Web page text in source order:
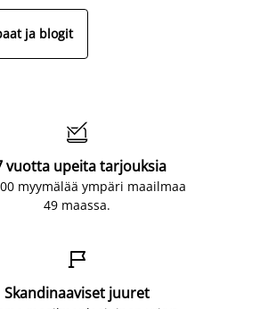
ja blogit

vuotta upeita tarjouksia
myymälää ympäri maailmaa
49 maassa.

Skandinaaviset juuret